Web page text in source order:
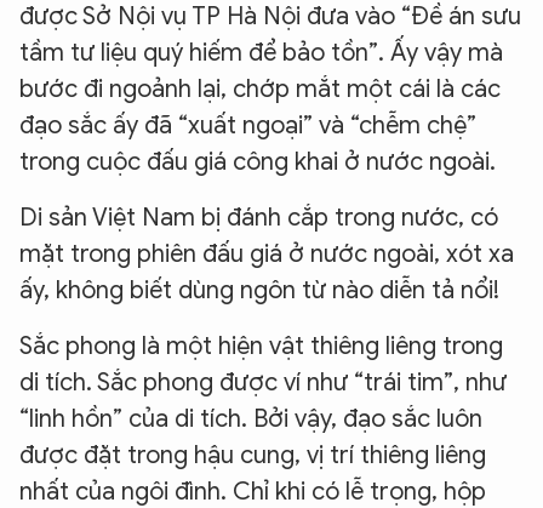
được Sở Nội vụ TP Hà Nội đưa vào “Đề án sưu
tầm tư liệu quý hiếm để bảo tồn”. Ấy vậy mà
bước đi ngoảnh lại, chớp mắt một cái là các
đạo sắc ấy đã “xuất ngoại” và “chễm chệ”
trong cuộc đấu giá công khai ở nước ngoài.
Di sản Việt Nam bị đánh cắp trong nước, có
mặt trong phiên đấu giá ở nước ngoài, xót xa
ấy, không biết dùng ngôn từ nào diễn tả nổi!
Sắc phong là một hiện vật thiêng liêng trong
di tích. Sắc phong được ví như “trái tim”, như
“linh hồn” của di tích. Bởi vậy, đạo sắc luôn
được đặt trong hậu cung, vị trí thiêng liêng
nhất của ngôi đình. Chỉ khi có lễ trọng, hộp